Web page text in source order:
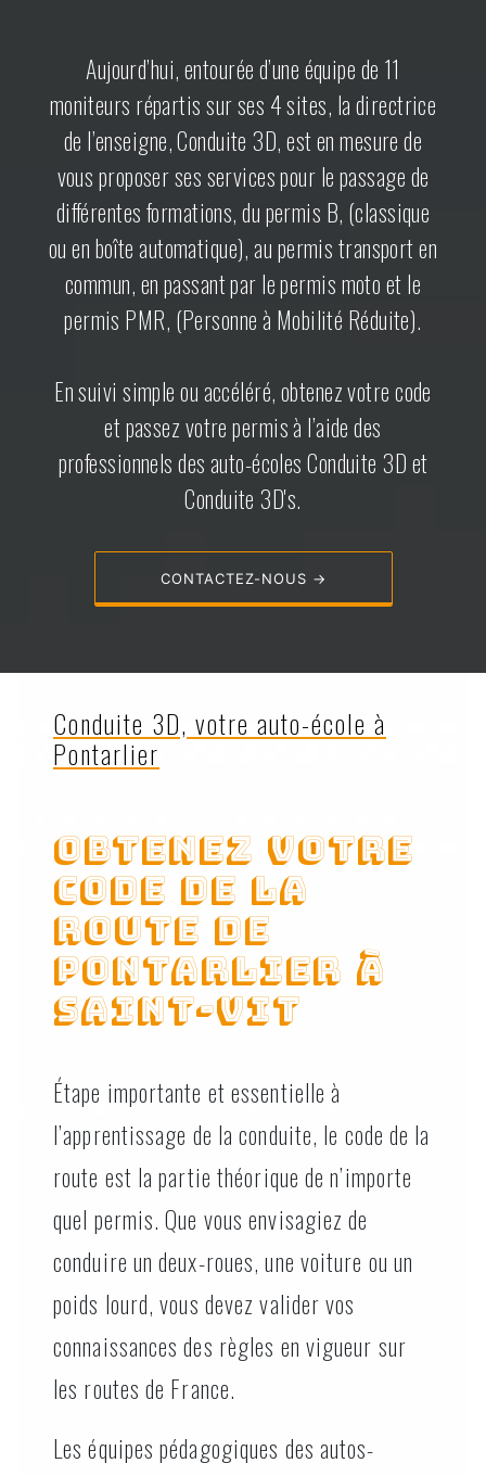
Aujourd’hui, entourée d’une équipe de 11
moniteurs répartis sur ses 4 sites, la directrice
de l’enseigne, Conduite 3D, est en mesure de
vous proposer ses services pour le passage de
différentes formations, du permis B, (classique
ou en boîte automatique), au permis transport en
commun, en passant par le permis moto et le
permis PMR, (Personne à Mobilité Réduite).
En suivi simple ou accéléré, obtenez votre code
et passez votre permis à l’aide des
professionnels des auto-écoles Conduite 3D et
Conduite 3D's.
CONTACTEZ-NOUS →
Conduite 3D, votre auto-école à
Pontarlier
Obtenez votre
code de la
route de
Pontarlier à
Saint-Vit
Étape importante et essentielle à
l’apprentissage de la conduite, le code de la
route est la partie théorique de n’importe
quel permis. Que vous envisagiez de
conduire un deux-roues, une voiture ou un
poids lourd, vous devez valider vos
connaissances des règles en vigueur sur
les routes de France.
Les équipes pédagogiques des autos-